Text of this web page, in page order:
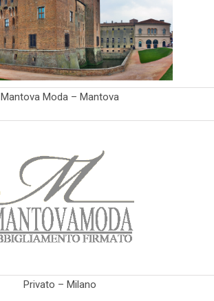
Mantova Moda – Mantova
Privato – Milano